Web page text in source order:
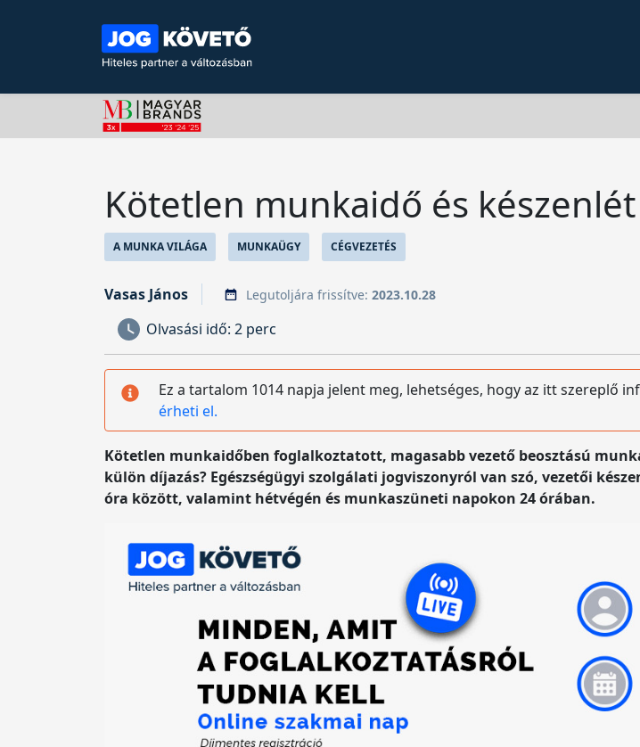
Kötetlen munkaidő és készenlét
A MUNKA VILÁGA MUNKAÜGY CÉGVEZETÉS
Vasas János Legutoljára frissítve: 2023.10.28
Olvasási idő: 2 perc
Ez a tartalom 1014 napja jelent meg, lehetséges, hogy az itt szereplő
érheti el.
Kötetlen munkaidőben foglalkoztatott, magasabb vezető beosztású
külön díjazás? Egészségügyi szolgálati jogviszonyról van szó, vezetői
óra között, valamint hétvégén és munkaszüneti napokon 24 órában.